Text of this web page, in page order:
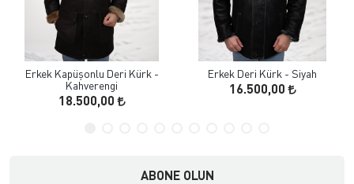
Erkek Kapüşonlu Deri Kürk -
Kahverengi
18.500,00
Erkek Deri Kürk - Siyah
16.500,00
ABONE OLUN